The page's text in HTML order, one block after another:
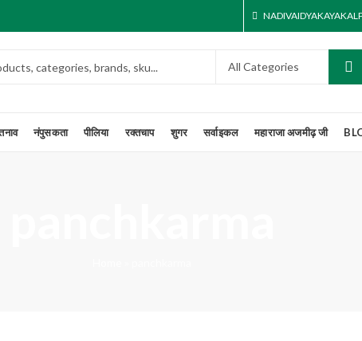
नंपुसकता पीलिया रक्तचाप शुगर सर्वाइकल महाराजा अजमीढ़ जी